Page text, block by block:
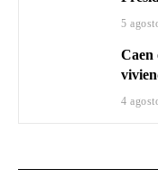
5
Caen
4